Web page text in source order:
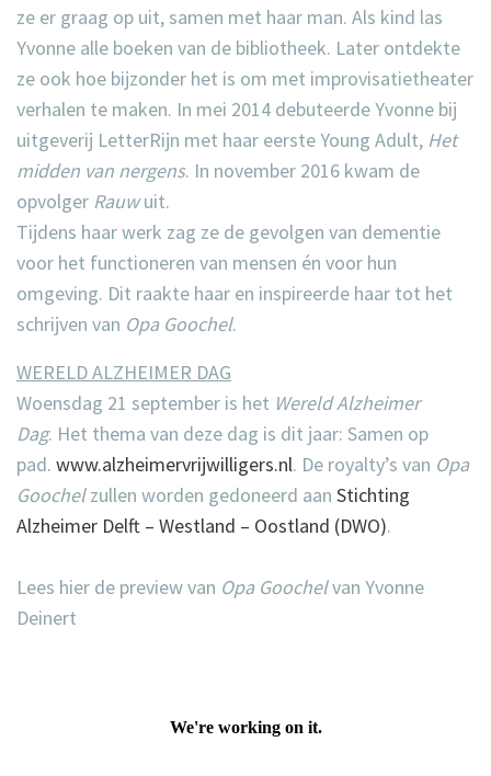
ze er graag op uit, samen met haar man. Als kind las
Yvonne alle boeken van de bibliotheek. Later ontdekte
ze ook hoe bijzonder het is om met improvisatietheater
verhalen te maken. In mei 2014 debuteerde Yvonne bij
uitgeverij LetterRijn met haar eerste Young Adult, Het
midden van nergens. In november 2016 kwam de
opvolger Rauwuit.
Tijdens haar werk zag ze de gevolgen van dementie
voor het functioneren van mensen én voor hun
omgeving. Dit raakte haar en inspireerde haar tot het
schrijven van Opa Goochel.
WERELD ALZHEIMER DAG
Woensdag 21 september is het Wereld Alzheimer
Dag. Het thema van deze dag is dit jaar: Samen op
pad. www.alzheimervrijwilligers.nl. De royalty’s van Opa
Goochelzullen worden gedoneerd aan Stichting
Alzheimer Delft – Westland – Oostland (DWO).
Lees hier de preview van Opa Goochelvan Yvonne
Deinert